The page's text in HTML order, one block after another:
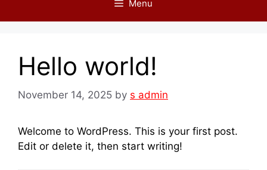
Menu
Hello world!
November 14, 2025 by s admin
Welcome to WordPress. This is your first post.
Edit or delete it, then start writing!